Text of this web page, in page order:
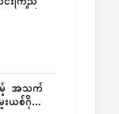
မ့် အသက်
းယစ်ဂိုဏ်း